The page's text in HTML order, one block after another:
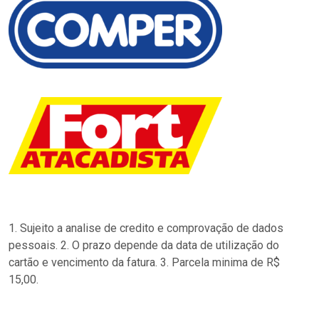
1. Sujeito a analise de credito e comprovação de dados
pessoais. 2. O prazo depende da data de utilização do
cartão e vencimento da fatura. 3. Parcela minima de R$
15,00.